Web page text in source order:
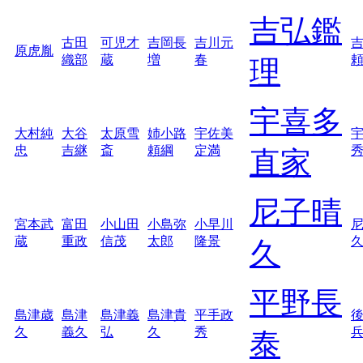
原虎胤
古田
織部
可児才
蔵
吉岡長
増
吉川元
春
吉弘鑑
理
頼
大村純
忠
大谷
吉継
太原雪
斎
姉小路
頼綱
宇佐美
定満
宇喜多
直家
宮本武
蔵
富田
重政
小山田
信茂
小島弥
太郎
小早川
隆景
尼子晴
久
久
島津歳
久
島津
義久
島津義
弘
島津貴
久
平手政
秀
平野長
泰